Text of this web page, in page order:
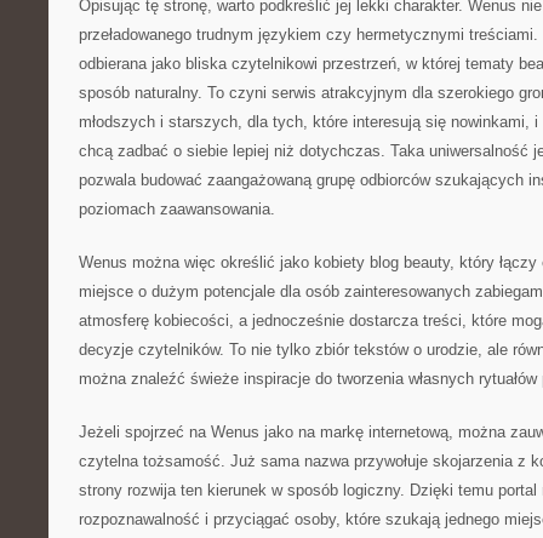
Opisując tę stronę, warto podkreślić jej lekki charakter. Wenus
przeładowanego trudnym językiem czy hermetycznymi
odbierana jako bliska czytelnikowi przestrzeń, w której tematy
sposób naturalny. To czyni serwis atrakcyjnym dla szerokiego
młodszych i starszych, dla tych, które interesują się nowinkami,
chcą zadbać o siebie lepiej niż dotychczas. Taka uniwersalność
pozwala budować zaangażowaną grupę odbiorców szukających
poziomach zaawansowania.
Wenus można więc określić jako kobiety blog beauty, który
miejsce o dużym potencjale dla osób zainteresowanych
atmosferę kobiecości, a jednocześnie dostarcza treści, które
decyzje czytelników. To nie tylko zbiór tekstów o urodzie, ale
można znaleźć świeże inspiracje do tworzenia własnych rytuałów
Jeżeli spojrzeć na Wenus jako na markę internetową, można
czytelna tożsamość. Już sama nazwa przywołuje skojarzenia z
strony rozwija ten kierunek w sposób logiczny. Dzięki temu portal
rozpoznawalność i przyciągać osoby, które szukają jednego